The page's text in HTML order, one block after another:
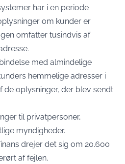
har i en periode
om kunder er
omfatter tusindvis af
med almindelige
hemmelige adresser i
oplysninger, der blev sendt
til privatpersoner,
myndigheder.
drejer det sig om 20.600
af fejlen.